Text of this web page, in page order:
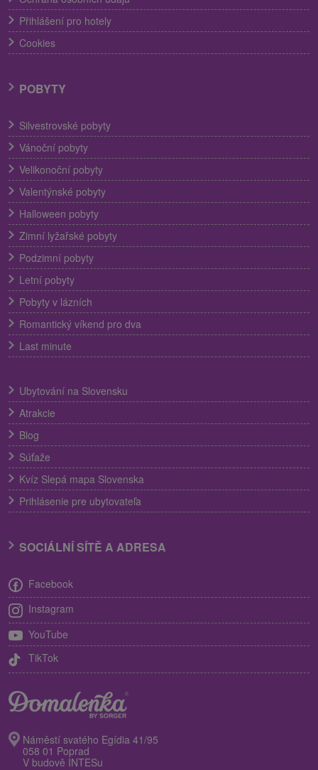
Přihlášení pro hotely
Cookies
POBYTY
Silvestrovské pobyty
Vánoční pobyty
Velikonoční pobyty
Valentýnské pobyty
Halloween pobyty
Zimní lyžařské pobyty
Podzimní pobyty
Letní pobyty
Pobyty v lázních
Romantický víkend pro dva
Last minute
Ubytování na Slovensku
Atrakcie
Blog
Súťaže
Kvíz Slepá mapa Slovenska
Prihlásenie pre ubytovateľa
SOCIÁLNÍ SÍTĚ A ADRESA
Facebook
Instagram
YouTube
TikTok
Náměstí svatého Egídia 41/95
058 01 Poprad
V budově INTESu